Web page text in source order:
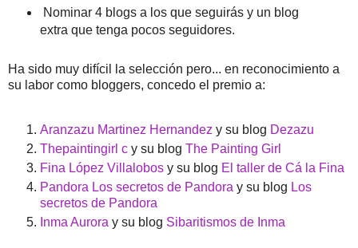
Nominar 4 blogs a los que seguirás y un blog
extra que tenga pocos seguidores.
Ha sido muy difícil la selección pero... en reconocimiento a
su labor como bloggers, concedo el premio a:
Aranzazu Martinez Hernandez y su blog Dezazu
Thepaintingirl c y su blog The Painting Girl
Fina López Villalobos y su blog El taller de Cá la Fina
Pandora Los secretos de Pandora y su blog Los
secretos de Pandora
Inma Aurora y su blog Sibaritismos de Inma